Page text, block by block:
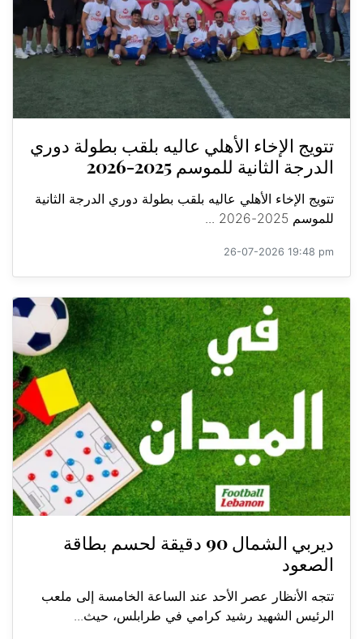
تتويج الإخاء الأهلي عاليه بلقب بطولة دوري
الدرجة الثانية للموسم 2025-2026
تتويج الإخاء الأهلي عاليه بلقب بطولة دوري الدرجة الثانية
للموسم 2025-2026 ...
26-07-2026 19:48 pm
ديربي الشمال 90 دقيقة لحسم بطاقة
الصعود
تتجه الأنظار عصر الأحد عند الساعة الخامسة إلى ملعب
الرئيس الشهيد رشيد كرامي في طرابلس، حيث...